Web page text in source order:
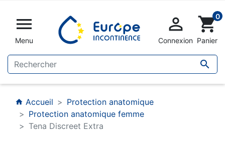

Menu


Connexion
shopping_cart0
Panier
home Accueil
Protection anatomique
Protection anatomique femme
Tena Discreet Extra